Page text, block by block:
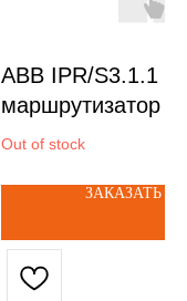
ABB IPR/S3.1.1
маршрутизатор
Out of stock
ЗАКАЗАТЬ